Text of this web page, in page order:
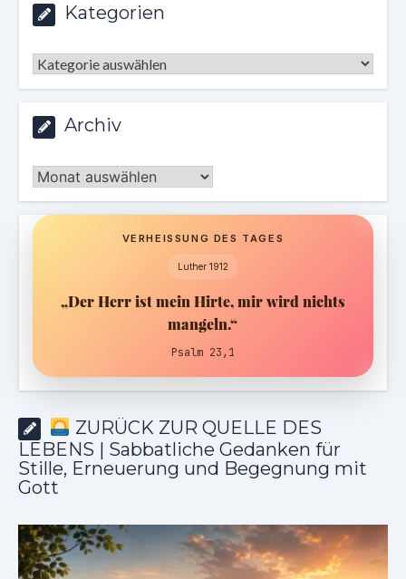
Kategorien
Kategorien
Archiv
Archiv
VERHEISSUNG DES TAGES
Luther 1912
„Der Herr ist mein Hirte, mir wird nichts
mangeln.“
Psalm 23,1
ZURÜCK ZUR QUELLE DES
LEBENS | Sabbatliche Gedanken für
Stille, Erneuerung und Begegnung mit
Gott